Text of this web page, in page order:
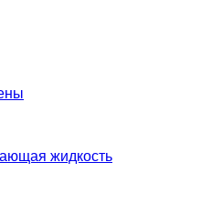
жидкость